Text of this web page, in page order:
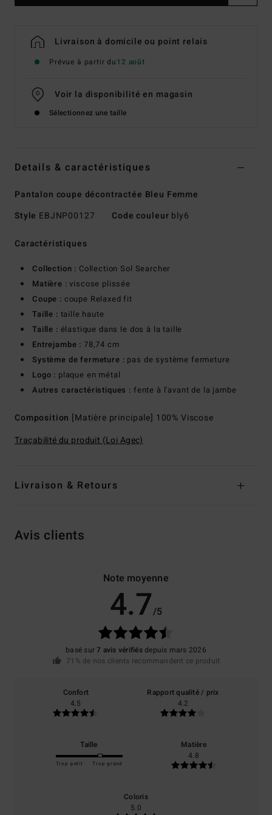
Livraison à domicile ou point relais
Prévue à partir du12 août
Voir la disponibilité en magasin
Sélectionnez une taille
Details & caractéristiques
Pantalon coupe décontractée Bleu Femme
Style EBJNP00127 Code couleur bly6
Caractéristiques
Collection : Collection Sol Searcher
Matière : viscose plissée
Coupe : coupe Relaxed fit
Taille : taille haute
Taille : élastique dans le dos à la taille
Entrejambe : 78,74 cm
Système de fermeture : pas de système fermeture
Logo : plaque en métal
Autres caractéristiques : fente à l'avant de la jambe
Composition [Matière principale] 100% Viscose
Traçabilité du produit (Loi Agec)
Livraison & Retours
Avis clients
Note moyenne
4.7/5
basé sur7 avis vérifiésdepuis mars 2026
71% de nos clients recommandent ce produit
Confort
4.5
Rapport qualité / prix
4.2
Taille
Trop petit Trop grand
Matière
4.8
Coloris
5.0